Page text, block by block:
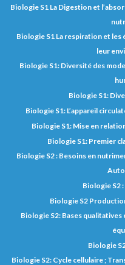
Biologie S1 La Digestion et
Biologie S1 La respiration et les
leur
Biologie S1: Diversité des
Biologie S1:
Biologie S1: L’appareil
Biologie S1: Mise en
Biologie S1: Premier
Biologie S2 : Besoins en
Biologie S2
Biologie S2
Biologie S2: Bases
Biologie
Biologie S2: Cycle cellulaire ;